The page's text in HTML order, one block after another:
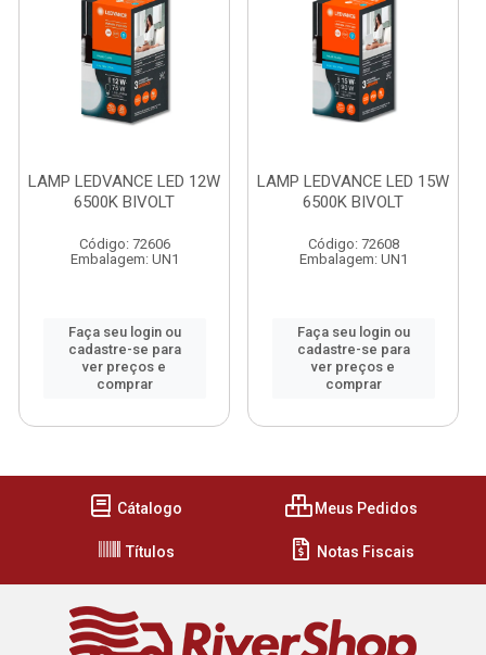
LAMP LEDVANCE LED 12W
6500K BIVOLT
Código: 72606
Embalagem: UN1
Faça seu login ou
cadastre-se para
ver preços e
comprar
LAMP LEDVANCE LED 15W
6500K BIVOLT
Código: 72608
Embalagem: UN1
Faça seu login ou
cadastre-se para
ver preços e
comprar
Cátalogo Meus Pedidos
Títulos Notas Fiscais